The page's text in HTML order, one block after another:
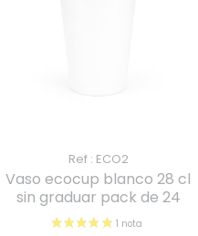
Ref : ECO2
Vaso ecocup blanco 28 cl
sin graduar pack de 24